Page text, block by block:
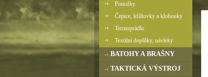
Ponožky
Čepice, kšiltovky a klobouky
Termoprádlo
Textilní doplňky, návleky
BATOHY A BRAŠNY
TAKTICKÁ VÝSTROJ